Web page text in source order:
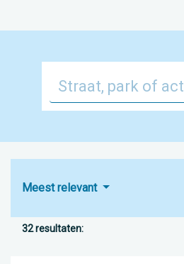
Meest relevant
32 resultaten: